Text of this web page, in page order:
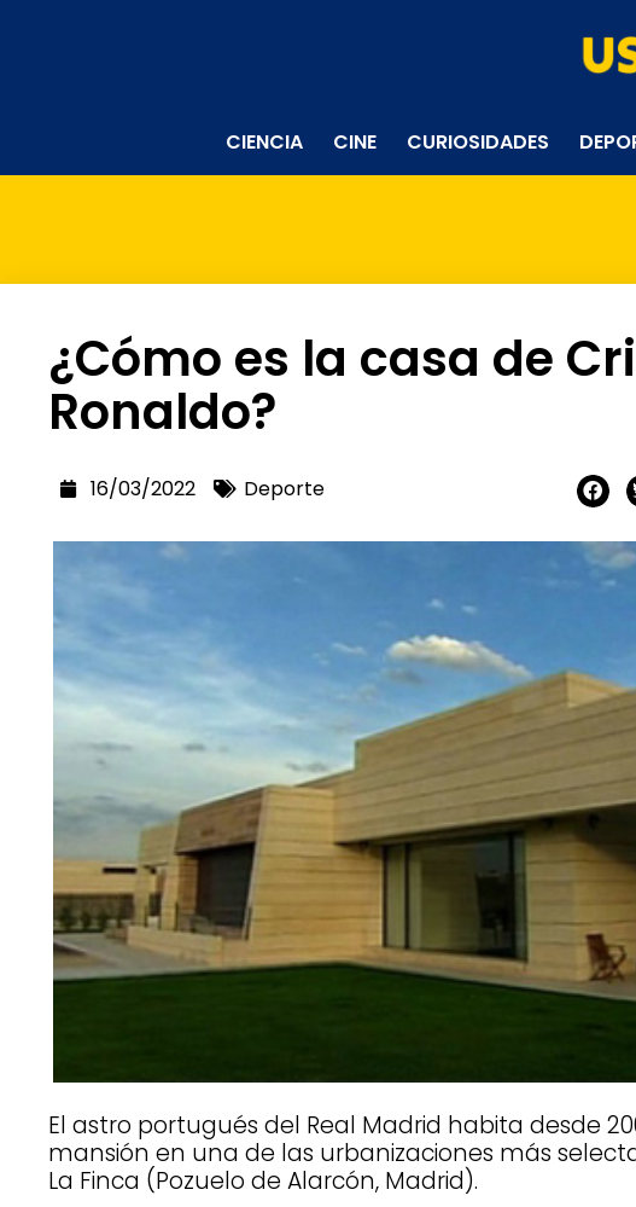
CIENCIA CINE CURIOSIDADES
¿Cómo es la casa de
Ronaldo?
16/03/2022 Deporte
El astro portugués del Real Madrid habita desde
mansión en una de las urbanizaciones más
La Finca (Pozuelo de Alarcón, Madrid).